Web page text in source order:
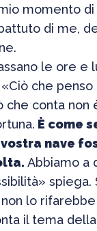
momento
di me,
le ore e
che
che conta non
È come
nave
Abbiamo a
spiega.
lo rifarebbe
il tema